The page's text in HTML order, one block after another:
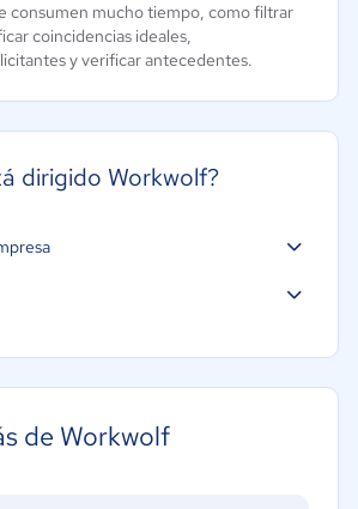
consumen mucho tiempo, como filtrar
coincidencias ideales,
y verificar antecedentes.
dirigido Workwolf?
de Workwolf